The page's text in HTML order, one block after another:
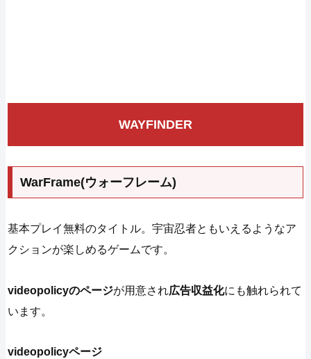
WAYFINDER
WarFrame(ウォーフレーム)
基本プレイ無料のタイトル。宇宙忍者ともいえるようなア
クションが楽しめるゲームです。
videopolicyのページが用意され広告収益化にも触れられて
います。
videopolicyページ